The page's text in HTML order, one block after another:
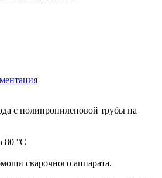
с полипропиленовой трубы на
80 °С
сварочного аппарата.